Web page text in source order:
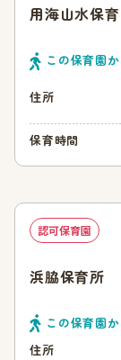
用海山水保
この保育園か
住所
保育時間
認可保育園
浜脇保育所
この保育園か
住所